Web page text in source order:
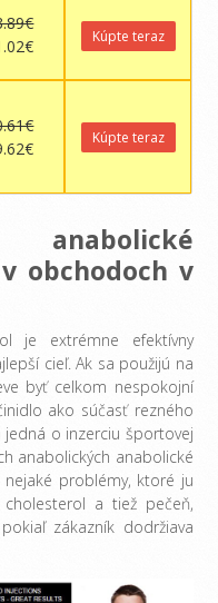
Kúpte teraz
Kúpte teraz
anabolické
obchodoch v
je extrémne efektívny
cieľ. Ak sa použijú na
byť celkom nespokojní
ako súčasť rezného
jedná o inzerciu športovej
anabolických anabolické
problémy, ktoré ju
a tiež pečeň,
zákazník dodržiava